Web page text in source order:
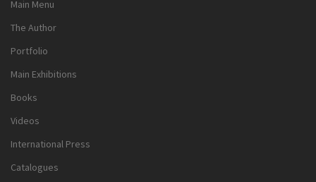
Main Menu
The Author
Portfolio
Main Exhibitions
Books
Videos
International Press
Catalogues